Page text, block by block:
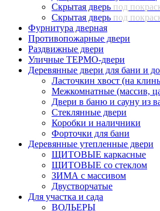
Скрытая дверь под
Скрытая дверь под
Фурнитура дверная
Противопожарные двери
Раздвижные двери
Уличные ТЕРМО-двери
Деревянные двери для бани и
Ласточкин хвост (на
Межкомнатные (массив,
Двери в баню и сауну из
Стеклянные двери
Коробки и наличники
Форточки для бани
Деревянные утепленные двери
ЩИТОВЫЕ каркасные
ЩИТОВЫЕ со стеклом
ЗИМА с массивом
Двустворчатые
Для участка и сада
ВОЛЬЕРЫ